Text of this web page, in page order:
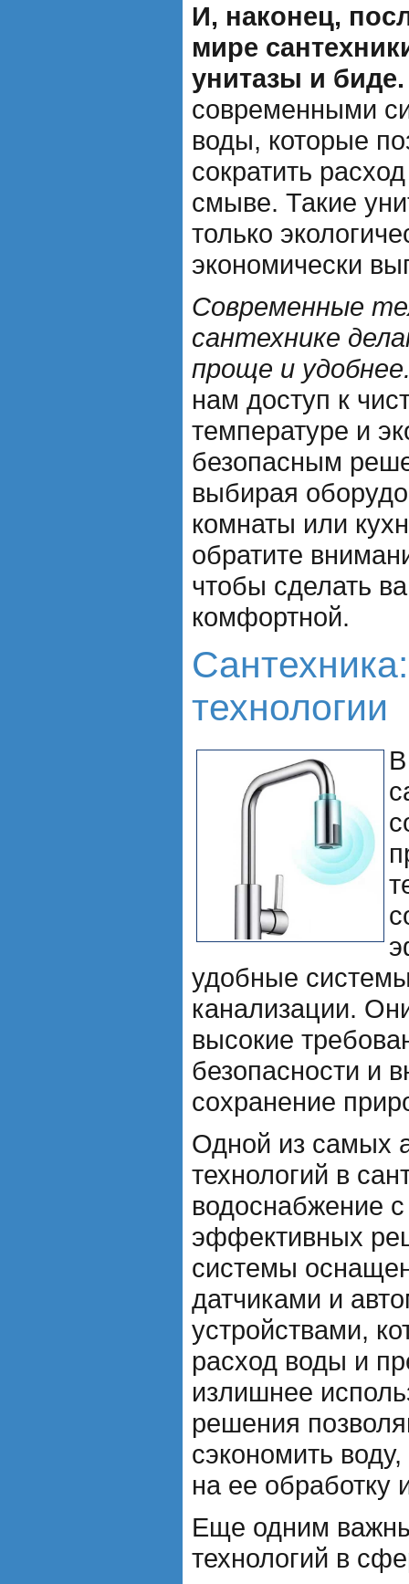
И, наконец,
мире
унитазы и биде.
современными
воды, которые
сократить
смыве. Такие
только
экономически
Современные
сантехнике
проще и
нам доступ к
температуре и
безопасным
выбирая
комнаты или
обратите
чтобы сделать
комфортной.
технологии
удобные
канализации.
высокие
безопасности и
сохранение
Одной из самых
технологий в
водоснабжение
эффективных
системы
датчиками и
устройствами,
расход воды и
излишнее
решения
сэкономить
на ее обработку
Еще одним
технологий в